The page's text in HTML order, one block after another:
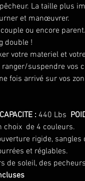
La taille plus
et manœuvrer.
ou encore
double !
votre materiel et
suspendre vos
fois arrivé sur vos
CAPACITE : 440 Lbs
choix de 4 couleurs.
rigide, sangles
et réglables.
de soleil, des